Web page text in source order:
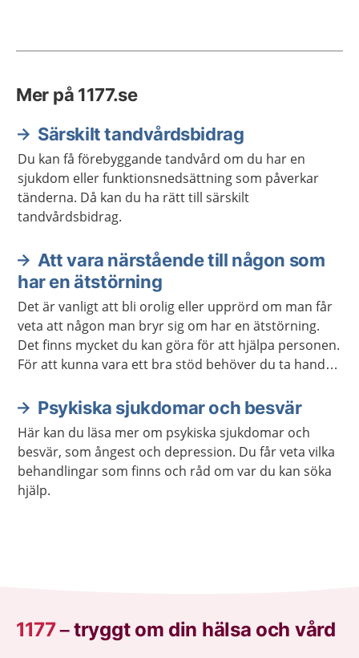
Mer på 1177.se
Särskilt tandvårdsbidrag
Du kan få förebyggande tandvård om du har en
sjukdom eller funktionsnedsättning som påverkar
tänderna. Då kan du ha rätt till särskilt
tandvårdsbidrag.
Att vara närstående till någon som
har en ätstörning
Det är vanligt att bli orolig eller upprörd om man får
veta att någon man bryr sig om har en ätstörning.
Det finns mycket du kan göra för att hjälpa personen.
För att kunna vara ett bra stöd behöver du ta hand
Psykiska sjukdomar och besvär
Här kan du läsa mer om psykiska sjukdomar och
besvär, som ångest och depression. Du får veta vilka
behandlingar som finns och råd om var du kan söka
hjälp.
1177–tryggt om din hälsa och vård